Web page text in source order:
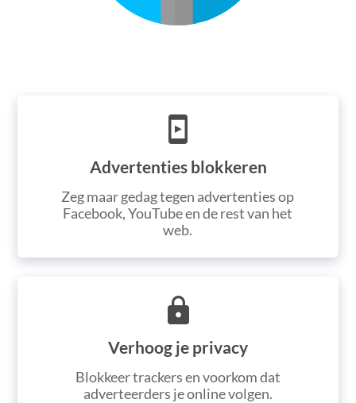
Advertenties blokkeren
Zeg maar gedag tegen advertenties op
Facebook, YouTube en de rest van het
web.
Verhoog je privacy
Blokkeer trackers en voorkom dat
adverteerders je online volgen.